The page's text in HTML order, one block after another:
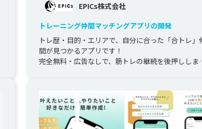
EPICs株式会社
トレーニング仲間マッチングアプリの開発
トレ歴・目的・エリアで、自分に合った「合トレ」
間が見つかるアプリです！
完全無料・広告なしで、筋トレの継続を後押ししま